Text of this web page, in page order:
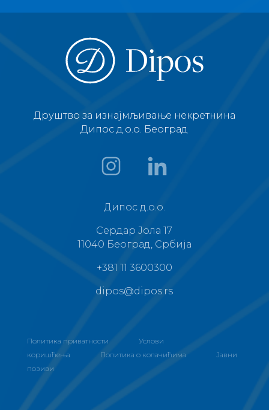
Друштво за изнајмљивање некретнина
Дипос д.о.о. Београд
Дипос д.о.о.
Сердар Јола 17
11040 Београд, Србија
+381 11 3600300
dipos@dipos.rs
Политика приватности
Услови
коришћења
Политика о колачићима
Јавни
позиви